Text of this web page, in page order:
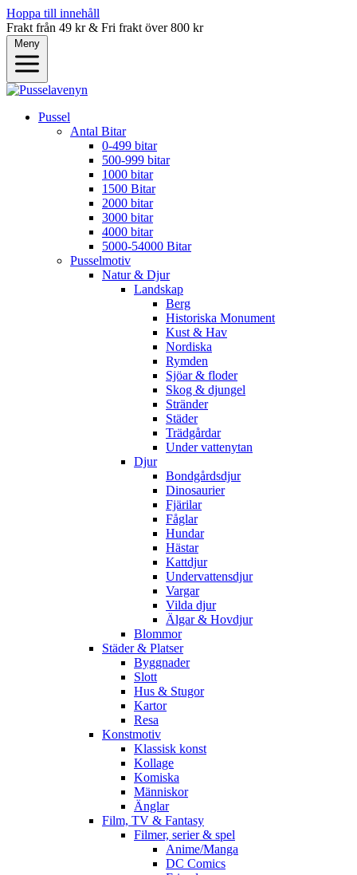
Hoppa till innehåll
Frakt från 49 kr & Fri frakt över 800 kr
Meny
Pussel
Antal Bitar
0-499 bitar
500-999 bitar
1000 bitar
1500 Bitar
2000 bitar
3000 bitar
4000 bitar
5000-54000 Bitar
Pusselmotiv
Natur & Djur
Landskap
Berg
Historiska Monument
Kust & Hav
Nordiska
Rymden
Sjöar & floder
Skog & djungel
Stränder
Städer
Trädgårdar
Under vattenytan
Djur
Bondgårdsdjur
Dinosaurier
Fjärilar
Fåglar
Hundar
Hästar
Kattdjur
Undervattensdjur
Vargar
Vilda djur
Älgar & Hovdjur
Blommor
Städer & Platser
Byggnader
Slott
Hus & Stugor
Kartor
Resa
Konstmotiv
Klassisk konst
Kollage
Komiska
Människor
Änglar
Film, TV & Fantasy
Filmer, serier & spel
Anime/Manga
DC Comics